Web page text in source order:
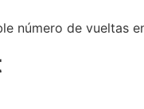
número de vueltas